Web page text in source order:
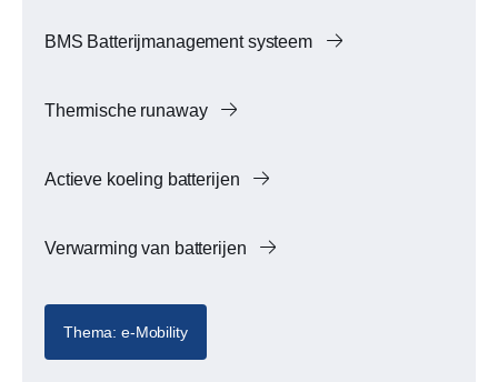
BMS Batterijmanagement systeem
Thermische runaway
Actieve koeling batterijen
Verwarming van batterijen
Thema: e-Mobility